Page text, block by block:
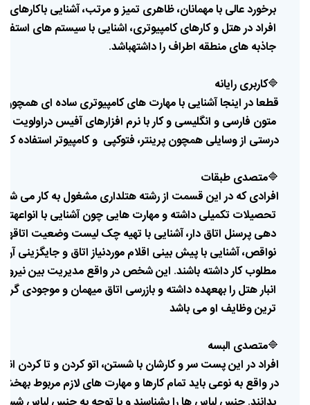
برخوردعالیبامهمانان،ظاهری تمیزومرتب،آشناییباکارهای
افراددرهتلوکارهایکامپیوتری،اشناییباسیستمهای
جاذبههایمنطقه اطرافراداشتهباشد.
🔷کاربریرایانه
قطعادراینجاآشناییبامهارتهایکامپیوتریساده ایهمچون
متون فارسیوانگلیسیوکاربانرم افزارهایآفیسدراولویت
درستی ازوسایلیهمچونپرینتر،فتوکپی وکامپیوتراستفاده
🔷متصدیطبقات
افرادیکهدراینقسمت ازرشتههتلداریمشغولبهکارمی
تحصیلات تکمیلیداشتهومهارتهاییچونآشناییباانواعهتل
دهیپرسنل اتاقدار،آشناییباتهیهچکلیستوضعیت اتاقها
نواقص،آشناییباپیشبینی اقلامموردنیازاتاقوجایگزینیآن،
مطلوبکارداشتهباشند. اینشخصدرواقعمدیریتبین
انبارهتلرابهعهدهداشتهوبازرسی اتاقمیهمانوموجودی
ترینوظایف اومیباشد
🔷متصدی البسه
افراددراینپستسروکارشانباشستن،اتوکردنوتاکردن
درواقعبهنوعیبایدتمامکارهاومهارتهایلازممربوطبه
.